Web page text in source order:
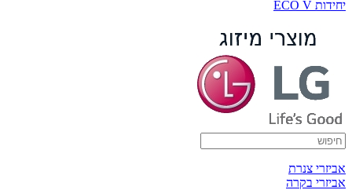
יחידות ECO V
אביזרי צנרת
אביזרי בקרה